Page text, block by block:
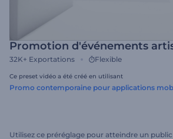
Promotion d'événements
32K+ Exportations Flexible
Ce preset vidéo a été créé en utilisant
Promo contemporaine pour applications
Utilisez ce préréglage pour atteindre un